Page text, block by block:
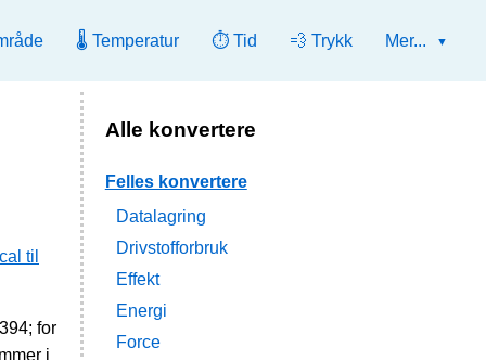
🌡️ Temperatur ⏱️ Tid 💨 Trykk Mer...
til
for
i
Alle konvertere
Felles konvertere
Datalagring
Drivstofforbruk
Effekt
Energi
Force